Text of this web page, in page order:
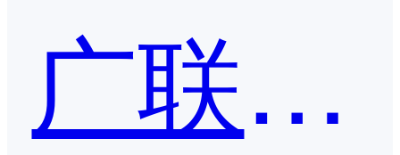
广联达-GEPS企业项目管理